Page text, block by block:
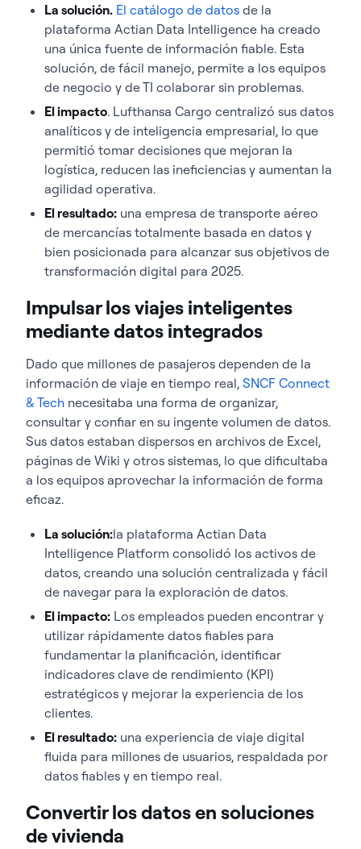
La solución. El catálogo de datos de la
plataforma Actian Data Intelligence ha creado
una única fuente de información fiable. Esta
solución, de fácil manejo, permite a los equipos
de negocio y de TI colaborar sin problemas.
El impacto. Lufthansa Cargo centralizó sus datos
analíticos y de inteligencia empresarial, lo que
permitió tomar decisiones que mejoran la
logística, reducen las ineficiencias y aumentan la
agilidad operativa.
El resultado: una empresa de transporte aéreo
de mercancías totalmente basada en datos y
bien posicionada para alcanzar sus objetivos de
transformación digital para 2025.
Impulsar los viajes inteligentes
mediante datos integrados
Dado que millones de pasajeros dependen de la
información de viaje en tiempo real, SNCF Connect
& Tech necesitaba una forma de organizar,
consultar y confiar en su ingente volumen de datos.
Sus datos estaban dispersos en archivos de Excel,
páginas de Wiki y otros sistemas, lo que dificultaba
a los equipos aprovechar la información de forma
eficaz.
La solución:la plataforma Actian Data
Intelligence Platform consolidó los activos de
datos, creando una solución centralizada y fácil
de navegar para la exploración de datos.
El impacto: Los empleados pueden encontrar y
utilizar rápidamente datos fiables para
fundamentar la planificación, identificar
indicadores clave de rendimiento (KPI)
estratégicos y mejorar la experiencia de los
clientes.
El resultado: una experiencia de viaje digital
fluida para millones de usuarios, respaldada por
datos fiables y en tiempo real.
Convertir los datos en soluciones
de vivienda